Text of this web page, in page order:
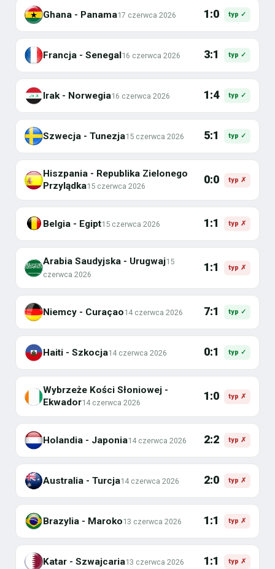
Ghana - Panama17 czerwca 2026 1:0 typ ✓
Francja - Senegal16 czerwca 2026 3:1 typ ✓
Irak - Norwegia16 czerwca 2026 1:4 typ ✓
Szwecja - Tunezja15 czerwca 2026 5:1 typ ✓
Hiszpania - Republika Zielonego
Przylądka15 czerwca 2026
0:0 typ ✗
Belgia - Egipt15 czerwca 2026 1:1 typ ✗
Arabia Saudyjska - Urugwaj15
czerwca 2026
1:1 typ ✗
Niemcy - Curaçao14 czerwca 2026 7:1 typ ✓
Haiti - Szkocja14 czerwca 2026 0:1 typ ✓
Wybrzeże Kości Słoniowej -
Ekwador14 czerwca 2026
1:0 typ ✗
Holandia - Japonia14 czerwca 2026 2:2 typ ✗
Australia - Turcja14 czerwca 2026 2:0 typ ✗
Brazylia - Maroko13 czerwca 2026 1:1 typ ✗
Katar - Szwajcaria13 czerwca 2026 1:1 typ ✗